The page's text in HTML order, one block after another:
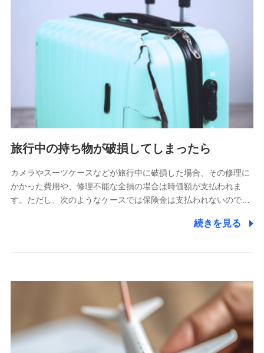
旅行中の持ち物が破損してしまったら
カメラやスーツケースなどが旅行中に破損した場合、その修理に
かかった費用や、修理不能な全損の場合は時価額が支払われま
す。ただし、次のようなケースでは保険金は支払われないので…
続きを見る